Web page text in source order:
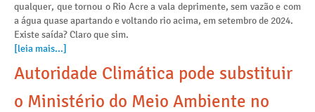
qualquer, que tornou o Rio Acre a vala deprimente, sem vazão e com
a água quase apartando e voltando rio acima, em setembro de 2024.
Existe saída? Claro que sim.
[leia mais...]
Autoridade Climática pode substituir
o Ministério do Meio Ambiente no